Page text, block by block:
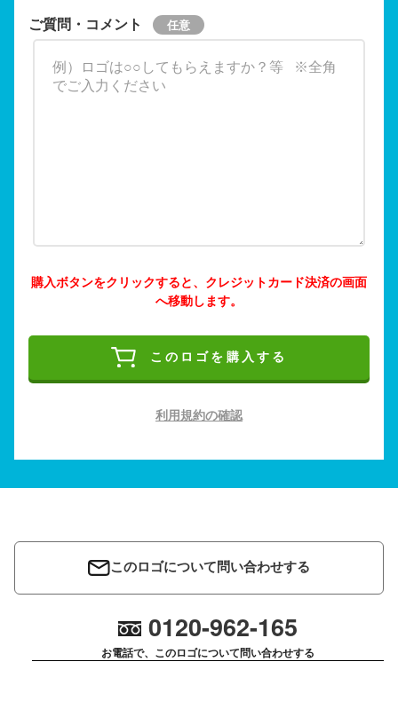
ご質問・コメント
購入ボタンをクリックすると、クレジットカード決済の画面
へ移動します。
このロゴを購入する
利用規約の確認
このロゴについて問い合わせする
0120-962-165
お電話で、このロゴについて問い合わせする